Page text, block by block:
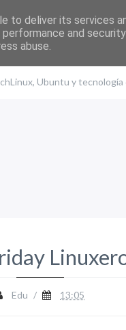
Ubuntu y tecnología
Edu / 13:05
to deliver its services
and
abuse.